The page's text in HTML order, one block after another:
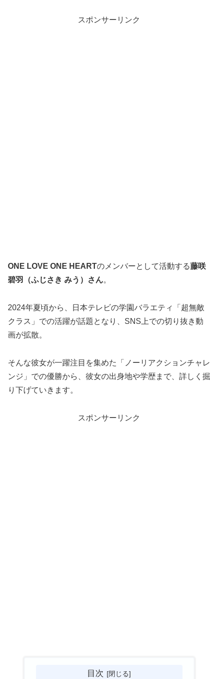
スポンサーリンク
ONE LOVE ONE HEARTのメンバーとして活動する藤咲
碧羽（ふじさき みう）さん。
2024年夏頃から、日本テレビの学園バラエティ「超無敵
クラス」での活躍が話題となり、SNS上での切り抜き動
画が拡散。
そんな彼女が一躍注目を集めた「ノーリアクションチャレ
ンジ」での優勝から、彼女の出身地や学歴まで、詳しく掘
り下げていきます。
スポンサーリンク
目次